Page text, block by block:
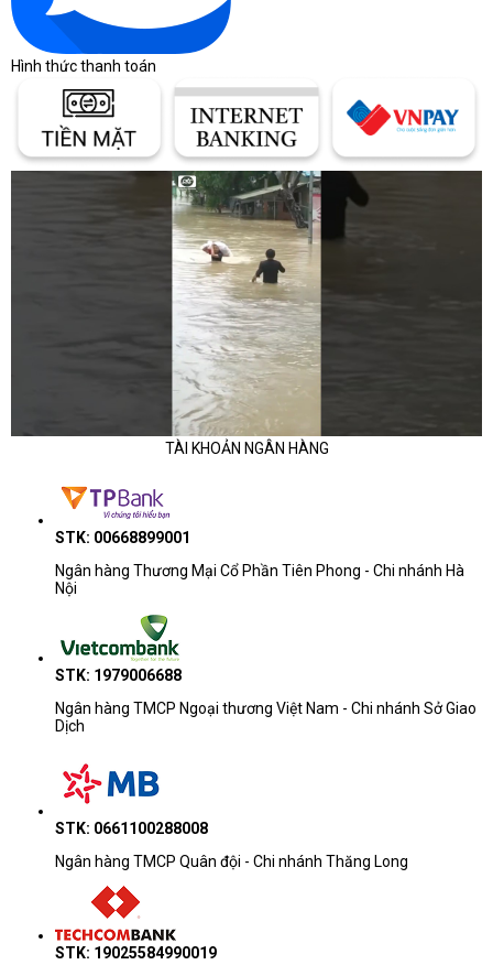
Hình thức thanh toán
TÀI KHOẢN NGÂN HÀNG
STK: 00668899001
Ngân hàng Thương Mại Cổ Phần Tiên Phong - Chi nhánh Hà
Nội
STK: 1979006688
Ngân hàng TMCP Ngoại thương Việt Nam - Chi nhánh Sở Giao
Dịch
STK: 0661100288008
Ngân hàng TMCP Quân đội - Chi nhánh Thăng Long
STK: 19025584990019